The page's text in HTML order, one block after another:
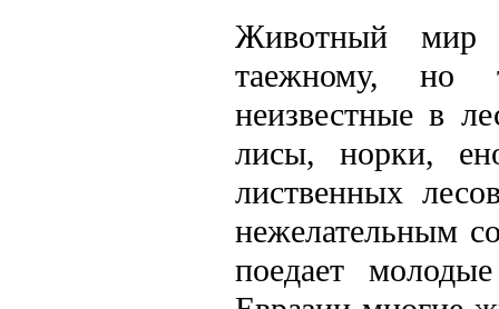
Животный мир
таежному, но
неизвестные в
лисы, норки,
лиственных
нежелательным
поедает